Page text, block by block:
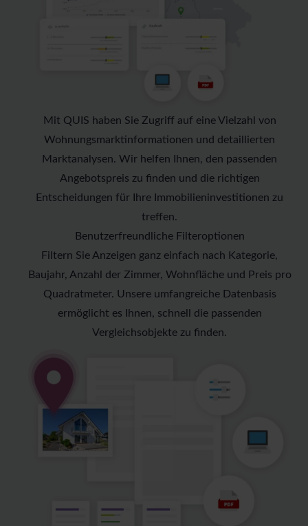
Mit QUIS haben Sie Zugriff auf eine Vielzahl von
Wohnungsmarktinformationen und detaillierten
Marktanalysen. Wir helfen Ihnen, den passenden
Angebotspreis zu finden und die richtigen
Entscheidungen für Ihre Immobilieninvestitionen zu
treffen.
Benutzerfreundliche Filteroptionen
Filtern Sie Anzeigen ganz einfach nach Kategorie,
Baujahr, Anzahl der Zimmer, Wohnfläche und Preis pro
Quadratmeter. Unsere umfangreiche Datenbasis
ermöglicht es Ihnen, schnell die passenden
Vergleichsobjekte zu finden.